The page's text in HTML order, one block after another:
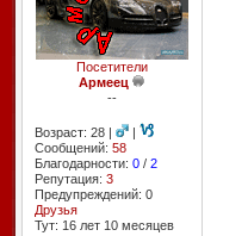
Посетители
Армеец
--
Возраст: 28 |
|
Сообщений: 58
Благодарности: 0/ 2
Репутация: 3
Предупреждений: 0
Друзья
Тут: 16 лет 10 месяцев